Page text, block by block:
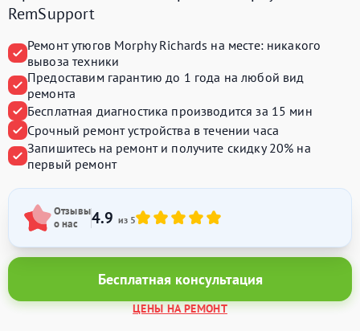
RemSupport
Ремонт утюгов Morphy Richards на месте: никакого
вывоза техники
Предоставим гарантию до 1 года на любой вид
ремонта
Бесплатная диагностика производитсяза 15 мин
Срочный ремонт устройства в течении часа
Запишитесь на ремонт и получите скидку 20% на
первый ремонт
Отзывы
о нас
4.9 из 5
Бесплатная консультация
ЦЕНЫ НА РЕМОНТ